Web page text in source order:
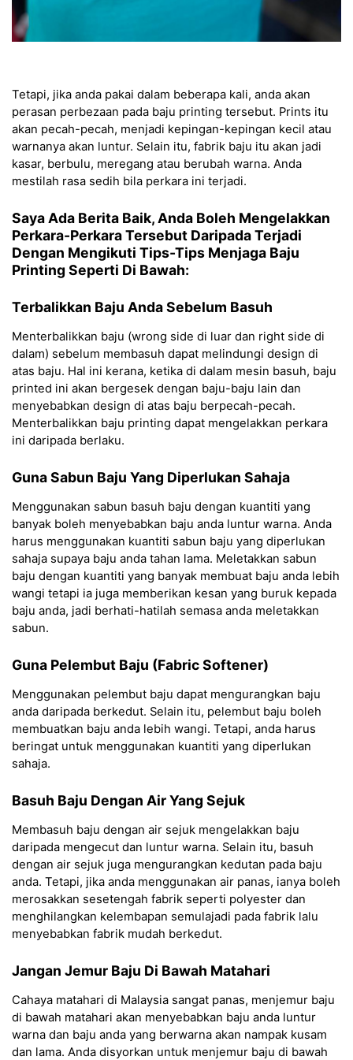
Tetapi, jika anda pakai dalam beberapa kali, anda akan
perasan perbezaan pada baju printing tersebut. Prints itu
akan pecah-pecah, menjadi kepingan-kepingan kecil atau
warnanya akan luntur. Selain itu, fabrik baju itu akan jadi
kasar, berbulu, meregang atau berubah warna. Anda
mestilah rasa sedih bila perkara ini terjadi.
Saya Ada Berita Baik, Anda Boleh Mengelakkan
Perkara-Perkara Tersebut Daripada Terjadi
Dengan Mengikuti Tips-Tips Menjaga Baju
Printing Seperti Di Bawah:
Terbalikkan Baju Anda Sebelum Basuh
Menterbalikkan baju (wrong side di luar dan right side di
dalam) sebelum membasuh dapat melindungi design di
atas baju. Hal ini kerana, ketika di dalam mesin basuh, baju
printed ini akan bergesek dengan baju-baju lain dan
menyebabkan design di atas baju berpecah-pecah.
Menterbalikkan baju printing dapat mengelakkan perkara
ini daripada berlaku.
Guna Sabun Baju Yang Diperlukan Sahaja
Menggunakan sabun basuh baju dengan kuantiti yang
banyak boleh menyebabkan baju anda luntur warna. Anda
harus menggunakan kuantiti sabun baju yang diperlukan
sahaja supaya baju anda tahan lama. Meletakkan sabun
baju dengan kuantiti yang banyak membuat baju anda lebih
wangi tetapi ia juga memberikan kesan yang buruk kepada
baju anda, jadi berhati-hatilah semasa anda meletakkan
sabun.
Guna Pelembut Baju (fabric Softener)
Menggunakan pelembut baju dapat mengurangkan baju
anda daripada berkedut. Selain itu, pelembut baju boleh
membuatkan baju anda lebih wangi. Tetapi, anda harus
beringat untuk menggunakan kuantiti yang diperlukan
sahaja.
Basuh Baju Dengan Air Yang Sejuk
Membasuh baju dengan air sejuk mengelakkan baju
daripada mengecut dan luntur warna. Selain itu, basuh
dengan air sejuk juga mengurangkan kedutan pada baju
anda. Tetapi, jika anda menggunakan air panas, ianya boleh
merosakkan sesetengah fabrik seperti polyester dan
menghilangkan kelembapan semulajadi pada fabrik lalu
menyebabkan fabrik mudah berkedut.
Jangan Jemur Baju Di Bawah Matahari
Cahaya matahari di Malaysia sangat panas, menjemur baju
di bawah matahari akan menyebabkan baju anda luntur
warna dan baju anda yang berwarna akan nampak kusam
dan lama. Anda disyorkan untuk menjemur baju di bawah